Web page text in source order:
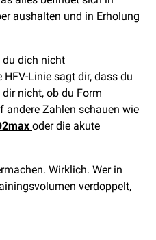
aushalten und in Erholung
du dich nicht
Linie sagt dir, dass du
nicht, ob du Form
Zahlen schauen wie
oder die akute
Wirklich. Wer in
verdoppelt,